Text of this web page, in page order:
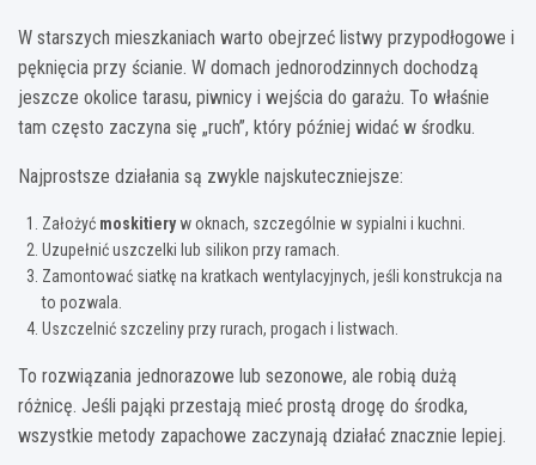
W starszych mieszkaniach warto obejrzeć listwy przypodłogowe i
pęknięcia przy ścianie. W domach jednorodzinnych dochodzą
jeszcze okolice tarasu, piwnicy i wejścia do garażu. To właśnie
tam często zaczyna się „ruch”, który później widać w środku.
Najprostsze działania są zwykle najskuteczniejsze:
Założyć moskitieryw oknach, szczególnie w sypialni i kuchni.
Uzupełnić uszczelki lub silikon przy ramach.
Zamontować siatkę na kratkach wentylacyjnych, jeśli konstrukcja na
to pozwala.
Uszczelnić szczeliny przy rurach, progach i listwach.
To rozwiązania jednorazowe lub sezonowe, ale robią dużą
różnicę. Jeśli pająki przestają mieć prostą drogę do środka,
wszystkie metody zapachowe zaczynają działać znacznie lepiej.